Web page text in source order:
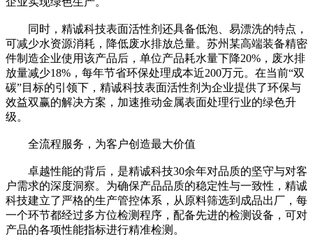
同时，精诚科技表面活性剂还具备低泡、易漂洗的特点，
可减少水资源消耗，降低废水排放总量。苏州某高端装备精密
件制造企业使用该产品后，单位产品耗水量下降20%，废水排
放量减少18%，每年节省环保处理成本近200万元。在当前“双
碳”目标的引领下，精诚科技表面活性剂为企业提供了环保与
效益双赢的解决方案，加速推动金属表面处理行业的绿色升
级。
全流程服务，为客户创造最大价值
卓越性能的背后，是精诚科技30余年对品质的坚守与对客
户需求的深度洞察。为确保产品品质的稳定性与一致性，精诚
科技建立了严格的生产管控体系，从原料筛选到成品出厂，每
一个环节都经过多方位检测程序，配备先进的检测设备，可对
产品的各项性能指标进行精准检测。